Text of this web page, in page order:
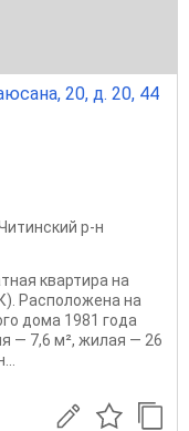
20, д. 20, 44
р-н
квартира на
Расположена на
дома 1981 года
— 7,6 м², жилая — 26